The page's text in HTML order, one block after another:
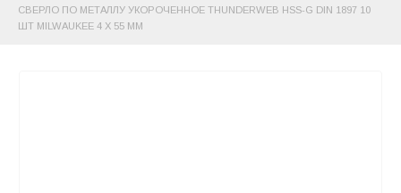
СВЕРЛО ПО МЕТАЛЛУ УКОРОЧЕННОЕ THUNDERWEB HSS-G DIN 1897 10
ШТ MILWAUKEE 4 X 55 ММ